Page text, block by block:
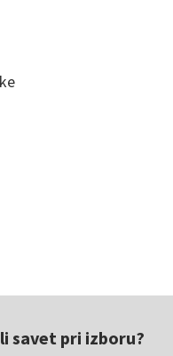
savet pri izboru?